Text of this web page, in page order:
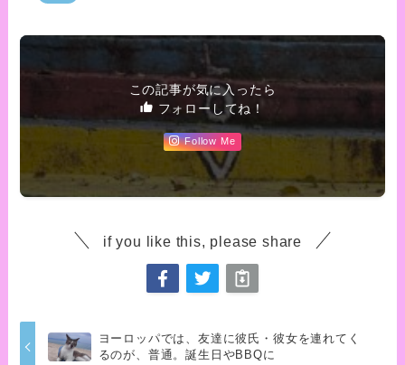
この記事が気に入ったら
フォローしてね！
Follow Me
if you like this, please share
ヨーロッパでは、友達に彼氏・彼女を連れてく
るのが、普通。誕生日やBBQに